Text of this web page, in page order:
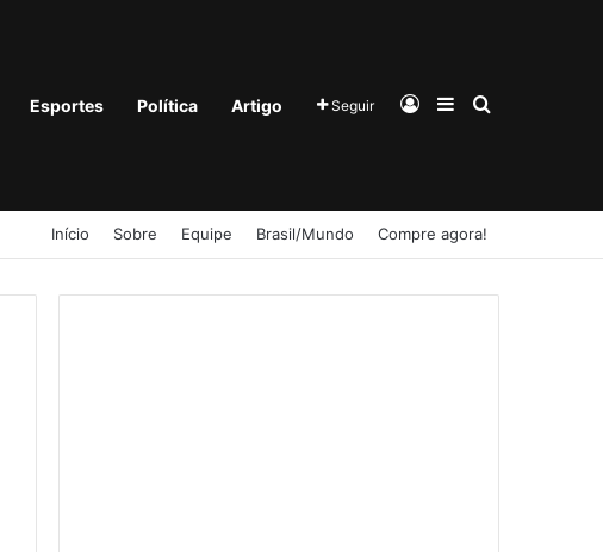
Esportes Política Artigo Seguir EntrarBarra Lateral
Procurar por
Início Sobre Equipe Brasil/Mundo Compre agora!